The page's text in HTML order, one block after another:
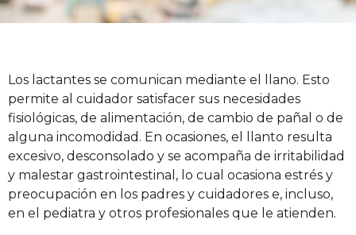
Los lactantes se comunican mediante el llano. Esto
permite al cuidador satisfacer sus necesidades
fisiológicas, de alimentación, de cambio de pañal o de
alguna incomodidad. En ocasiones, el llanto resulta
excesivo, desconsolado y se acompaña de irritabilidad
y malestar gastrointestinal, lo cual ocasiona estrés y
preocupación en los padres y cuidadores e, incluso,
en el pediatra y otros profesionales que le atienden.